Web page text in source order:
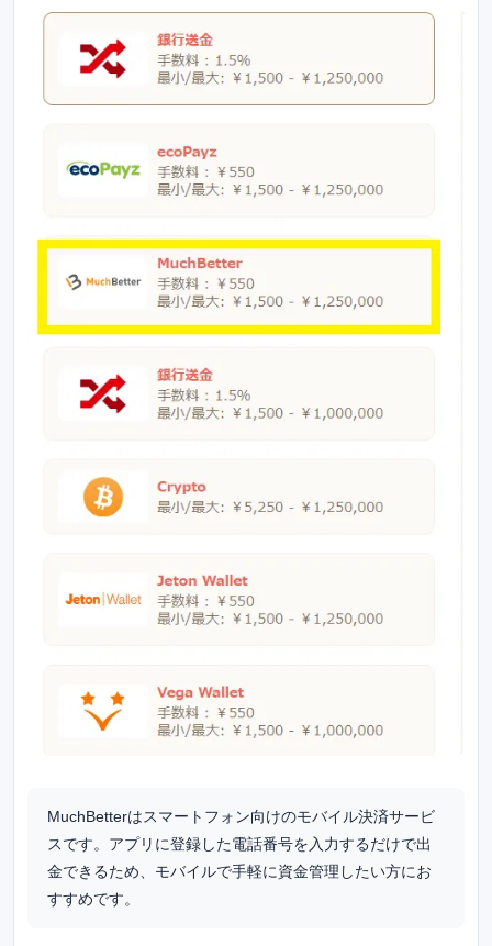
MuchBetterはスマートフォン向けのモバイル決済サービ
スです。アプリに登録した電話番号を入力するだけで出
金できるため、モバイルで手軽に資金管理したい方にお
すすめです。